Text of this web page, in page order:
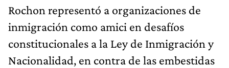
Rochon representó a organizaciones de
inmigración como amici en desafíos
constitucionales a la Ley de Inmigración y
Nacionalidad, en contra de las embestidas